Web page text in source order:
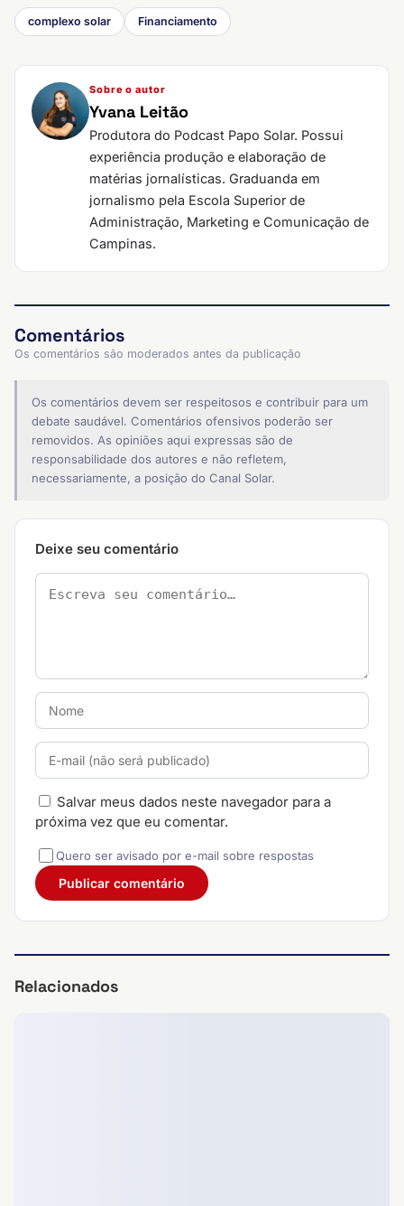
complexo solar Financiamento
Sobre o autor
Yvana Leitão
Produtora do Podcast Papo Solar. Possui
experiência produção e elaboração de
matérias jornalísticas. Graduanda em
jornalismo pela Escola Superior de
Administração, Marketing e Comunicação de
Campinas.
Comentários
Os comentários são moderados antes da publicação
Os comentários devem ser respeitosos e contribuir para um
debate saudável. Comentários ofensivos poderão ser
removidos. As opiniões aqui expressas são de
responsabilidade dos autores e não refletem,
necessariamente, a posição do Canal Solar.
Deixe seu comentário
Salvar meus dados neste navegador para a
próxima vez que eu comentar.
Quero ser avisado por e-mail sobre respostas
Relacionados